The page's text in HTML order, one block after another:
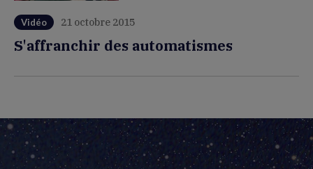
Vidéo 21 octobre 2015
S'affranchir des automatismes